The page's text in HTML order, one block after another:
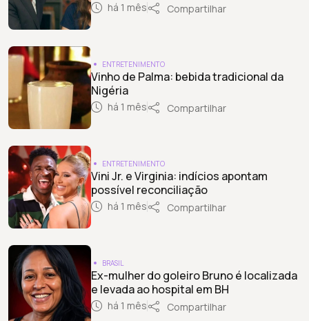
há 1 mês Compartilhar
ENTRETENIMENTO
Vinho de Palma: bebida tradicional da
Nigéria
há 1 mês Compartilhar
ENTRETENIMENTO
Vini Jr. e Virginia: indícios apontam
possível reconciliação
há 1 mês Compartilhar
BRASIL
Ex-mulher do goleiro Bruno é localizada
e levada ao hospital em BH
há 1 mês Compartilhar